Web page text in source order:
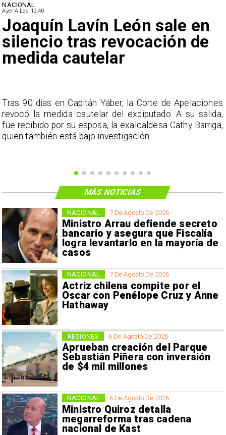
NACIONAL
Ayer A Las 12:40
Joaquín Lavín León sale en
silencio tras revocación de
medida cautelar
Tras 90 días en Capitán Yáber, la Corte de Apelaciones
revocó la medida cautelar del exdiputado. A su salida,
fue recibido por su esposa, la exalcaldesa Cathy Barriga,
quien también está bajo investigación.
7 De Agosto De 2026
Ministro Arrau defiende secreto
bancario y asegura que Fiscalía
logra levantarlo en la mayoría de
casos
NACIONAL
7 De Agosto De 2026
Actriz chilena compite por el
Oscar con Penélope Cruz y Anne
Hathaway
NACIONAL
6 De Agosto De 2026
Aprueban creación del Parque
Sebastián Piñera con inversión
de $4 mil millones
REGIONES
6 De Agosto De 2026
Ministro Quiroz detalla
megarreforma tras cadena
nacional de Kast
NACIONAL
MÁS NOTICIAS